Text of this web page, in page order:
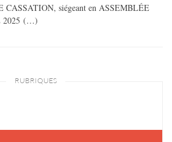
siégeant en ASSEMBLÉE
2025 (…)
RUBRIQUES